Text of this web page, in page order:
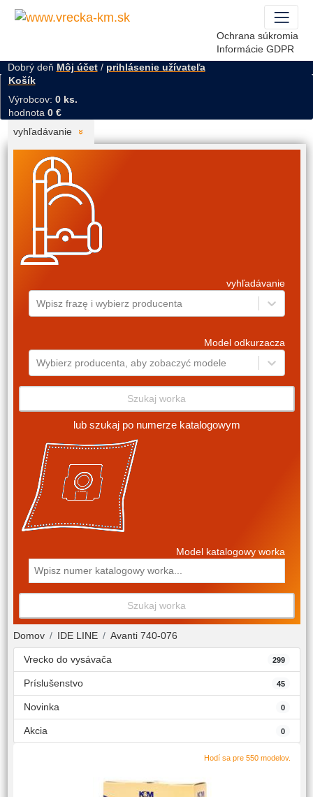
Ochrana súkromia
Informácie GDPR
Dobrý deň Môj účet/ prihlásenie užívateľa
Košík
Výrobcov: 0 ks.
hodnota 0 €
vyhľadávanie
vyhľadávanie
Wpisz frazę i wybierz producenta
Model odkurzacza
Wybierz producenta, aby zobaczyć modele
Szukaj worka
lub szukaj po numerze katalogowym
Model katalogowy worka
Szukaj worka
Domov IDE LINE Avanti 740-076
Vrecko do vysávača 299
Príslušenstvo 45
Novinka 0
Akcia 0
Hodí sa pre 550 modelov.